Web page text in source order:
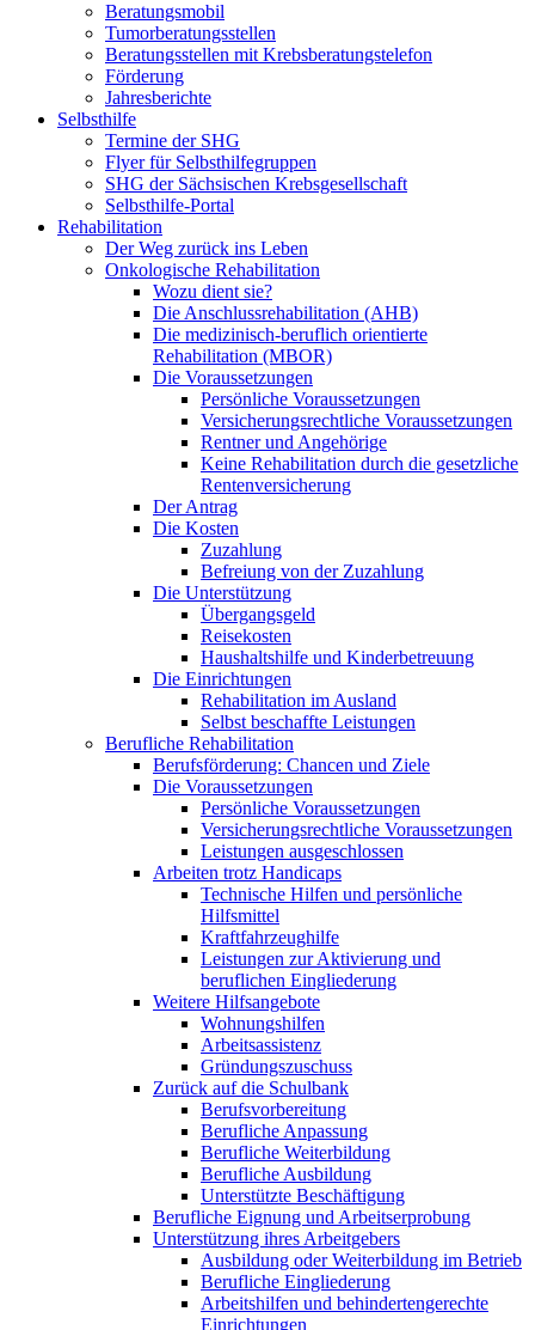
Beratungsmobil
Tumorberatungsstellen
Beratungsstellen mit Krebsberatungstelefon
Förderung
Jahresberichte
Selbsthilfe
Termine der SHG
Flyer für Selbsthilfegruppen
SHG der Sächsischen Krebsgesellschaft
Selbsthilfe-Portal
Rehabilitation
Der Weg zurück ins Leben
Onkologische Rehabilitation
Wozu dient sie?
Die Anschlussrehabilitation (AHB)
Die medizinisch-beruflich orientierte
Rehabilitation (MBOR)
Die Voraussetzungen
Persönliche Voraussetzungen
Versicherungsrechtliche Voraussetzungen
Rentner und Angehörige
Keine Rehabilitation durch die gesetzliche
Rentenversicherung
Der Antrag
Die Kosten
Zuzahlung
Befreiung von der Zuzahlung
Die Unterstützung
Übergangsgeld
Reisekosten
Haushaltshilfe und Kinderbetreuung
Die Einrichtungen
Rehabilitation im Ausland
Selbst beschaffte Leistungen
Berufliche Rehabilitation
Berufsförderung: Chancen und Ziele
Die Voraussetzungen
Persönliche Voraussetzungen
Versicherungsrechtliche Voraussetzungen
Leistungen ausgeschlossen
Arbeiten trotz Handicaps
Technische Hilfen und persönliche
Hilfsmittel
Kraftfahrzeughilfe
Leistungen zur Aktivierung und
beruflichen Eingliederung
Weitere Hilfsangebote
Wohnungshilfen
Arbeitsassistenz
Gründungszuschuss
Zurück auf die Schulbank
Berufsvorbereitung
Berufliche Anpassung
Berufliche Weiterbildung
Berufliche Ausbildung
Unterstützte Beschäftigung
Berufliche Eignung und Arbeitserprobung
Unterstützung ihres Arbeitgebers
Ausbildung oder Weiterbildung im Betrieb
Berufliche Eingliederung
Arbeitshilfen und behindertengerechte
Einrichtungen